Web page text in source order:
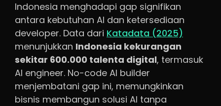
Indonesia menghadapi gap signifikan
antara kebutuhan AI dan ketersediaan
developer. Data dari Katadata (2025)
menunjukkan Indonesia kekurangan
sekitar 600.000 talenta digital, termasuk
AI engineer. No-code AI builder
menjembatani gap ini, memungkinkan
bisnis membangun solusi AI tanpa